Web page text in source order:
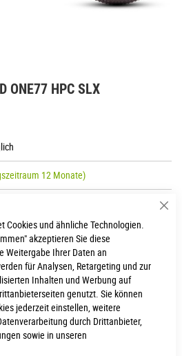
Cookies und ähnliche Technologien.
akzeptieren Sie diese
Weitergabe Ihrer Daten an
für Analysen, Retargeting und zur
Inhalten und Werbung auf
genutzt. Sie können
jederzeit einstellen, weitere
durch Drittanbieter,
sowie in unseren
ONE77 HPC SLX
12 Monate)
M
WARENKORB